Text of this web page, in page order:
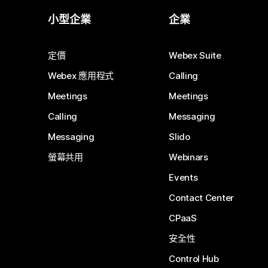
小型企業
定價
Webex 應用程式
Meetings
Calling
Messaging
螢幕共用
企業
Webex Suite
Calling
Meetings
Messaging
Slido
Webinars
Events
Contact Center
CPaaS
安全性
Control Hub